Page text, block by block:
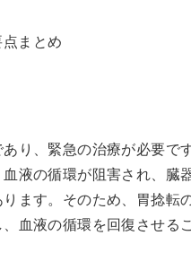
り、緊急の治療が必要で
液の循環が阻害され、臓
ます。そのため、胃捻転
血液の循環を回復させる